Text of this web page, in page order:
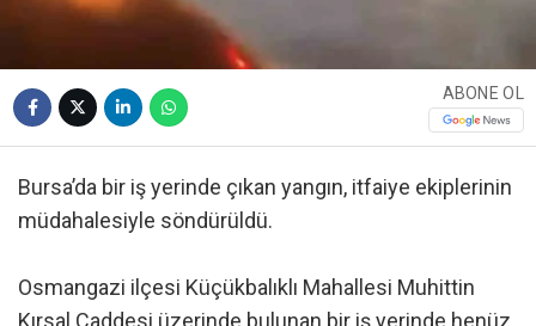
ABONE OL
Bursa’da bir iş yerinde çıkan yangın, itfaiye ekiplerinin
müdahalesiyle söndürüldü.
Osmangazi ilçesi Küçükbalıklı Mahallesi Muhittin
Kırsal Caddesi üzerinde bulunan bir iş yerinde henüz